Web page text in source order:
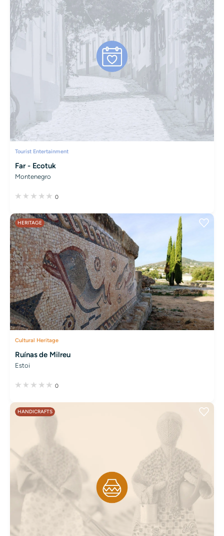
Tourist Entertainment
Far - Ecotuk
Montenegro
0
HERITAGE
Cultural Heritage
Ruínas de Milreu
Estoi
0
HANDICRAFTS